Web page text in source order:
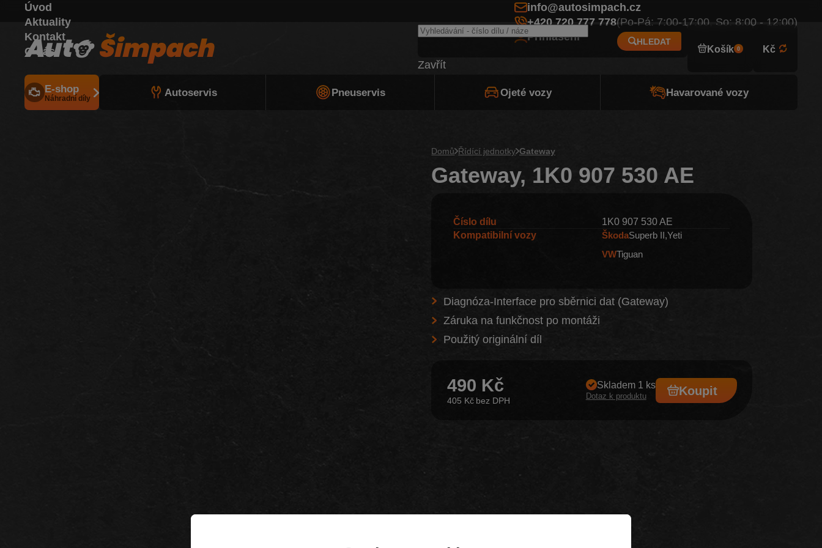
Úvod
Aktuality
Kontakt
O nás
info@autosimpach.cz
+420 720 777 778(Po-Pá: 7:00-17:00, So: 8:00 - 12:00)
Přihlášení
E-shop
Náhradní díly Autoservis Pneuservis Ojeté vozy Havarované vozy
HLEDAT
Zavřít
Košík 0 Kč
Domů Řídící jednotky Gateway
Gateway, 1K0 907 530 AE
Číslo dílu
1K0 907 530 AE
Kompatibilní vozy
ŠkodaSuperb II Yeti
VWTiguan
Diagnóza-Interface pro sběrnici dat (Gateway)
Záruka na funkčnost po montáži
Použitý originální díl
490 Kč
405 Kč
Skladem 1 ks
Dotaz k produktu Koupit